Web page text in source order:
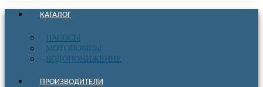
КАТАЛОГ
НАСОСЫ
МОТОПОМПЫ
ВОДОПОНИЖЕНИЕ
ПРОИЗВОДИТЕЛИ